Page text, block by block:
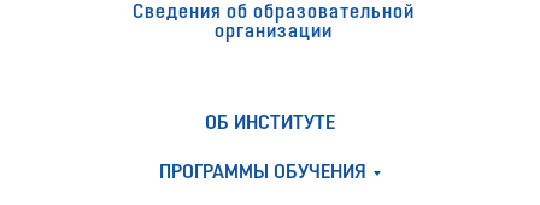
Сведения об образовательной
организации
ОБ ИНСТИТУТЕ
ПРОГРАММЫ ОБУЧЕНИЯ